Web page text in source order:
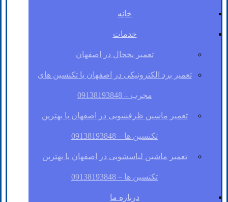
خانه
خدمات
تعمیر یخچال در اصفهان
تعمیر برد الکترونیکی در اصفهان با تکنسین های
مجرب – 09138193848
تعمیر ماشین ظرفشویی در اصفهان با بهترین
تکنسین ها – 09138193848
تعمیر ماشین لباسشویی در اصفهان با بهترین
تکنسین ها – 09138193848
درباره ما